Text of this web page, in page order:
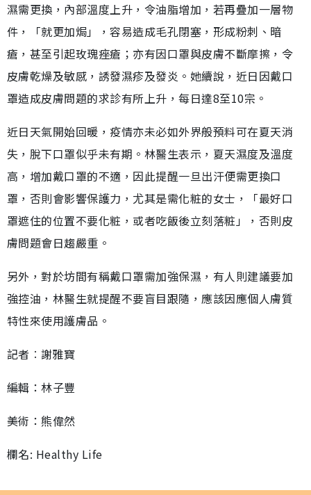
濕需更換，內部溫度上升，令油脂增加，若再疊加一層物
件，「就更加焗」，容易造成毛孔閉塞，形成粉刺、暗
瘡，甚至引起玫瑰痤瘡；亦有因口罩與皮膚不斷摩擦，令
皮膚乾燥及敏感，誘發濕疹及發炎。她續說，近日因戴口
罩造成皮膚問題的求診有所上升，每日達8至10宗。
近日天氣開始回暖，疫情亦未必如外界般預料可在夏天消
失，脫下口罩似乎未有期。林醫生表示，夏天濕度及溫度
高，增加戴口罩的不適，因此提醒一旦出汗便需更換口
罩，否則會影響保護力，尤其是需化粧的女士，「最好口
罩遮住的位置不要化粧，或者吃飯後立刻落粧」，否則皮
膚問題會日趨嚴重。
另外，對於坊間有稱戴口罩需加強保濕，有人則建議要加
強控油，林醫生就提醒不要盲目跟隨，應該因應個人膚質
特性來使用護膚品。
記者︰謝雅寶
編輯：林子豐
美術：熊偉然
欄名: Healthy Life